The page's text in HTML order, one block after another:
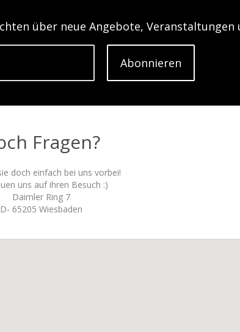
über neue Angebote, Veranstaltungen
Abonnieren
Fragen?
doch einfach bei uns vorbei!
uns auf ihren Besuch :)
Daimler Ring 7
D- 65205 Wiesbaden